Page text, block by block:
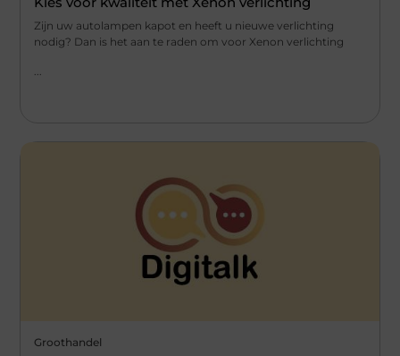
Zijn uw autolampen kapot en heeft u nieuwe verlichting
nodig? Dan is het aan te raden om voor Xenon verlichting
Groothandel